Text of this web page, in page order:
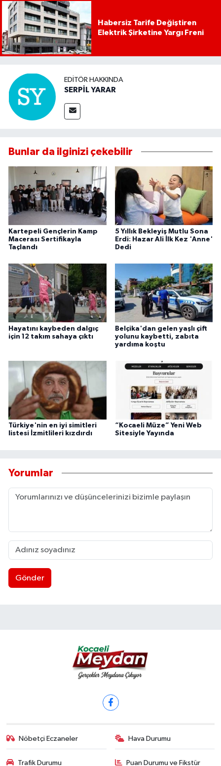
Habersiz Tarife Değiştiren
Elektrik Şirketine Yargı Freni
EDITÖR HAKKINDA
SERPİL YARAR
Bunlar da ilginizi çekebilir
Kartepeli Gençlerin Kamp
Macerası Sertifikayla
Taçlandı
5 Yıllık Bekleyiş Mutlu Sona
Erdi: Hazar Ali İlk Kez 'Anne'
Dedi
Hayatını kaybeden dalgıç
için 12 takım sahaya çıktı
Belçika'dan gelen yaşlı çift
yolunu kaybetti, zabıta
yardıma koştu
Türkiye'nin en iyi simitleri
listesi İzmitlileri kızdırdı
“Kocaeli Müze” Yeni Web
Sitesiyle Yayında
Yorumlar
Gönder
Nöbetçi Eczaneler Hava Durumu
Trafik Durumu Puan Durumu ve Fikstür